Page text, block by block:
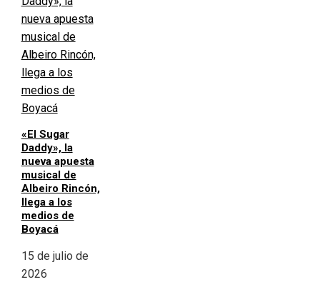
«El Sugar
Daddy», la
nueva apuesta
musical de
Albeiro Rincón,
llega a los
medios de
Boyacá
15 de julio de
2026